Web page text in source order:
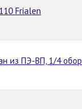
Frialen
из ПЭ-ВП, 1/4